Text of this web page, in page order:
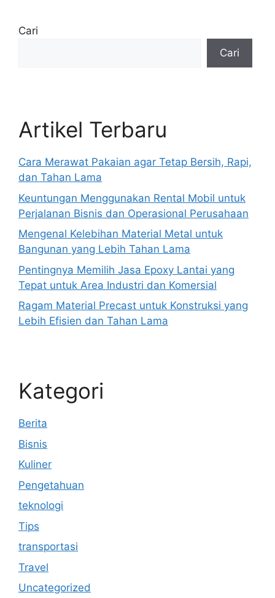
Cari
Cari
Artikel Terbaru
Cara Merawat Pakaian agar Tetap Bersih, Rapi,
dan Tahan Lama
Keuntungan Menggunakan Rental Mobil untuk
Perjalanan Bisnis dan Operasional Perusahaan
Mengenal Kelebihan Material Metal untuk
Bangunan yang Lebih Tahan Lama
Pentingnya Memilih Jasa Epoxy Lantai yang
Tepat untuk Area Industri dan Komersial
Ragam Material Precast untuk Konstruksi yang
Lebih Efisien dan Tahan Lama
Kategori
Berita
Bisnis
Kuliner
Pengetahuan
teknologi
Tips
transportasi
Travel
Uncategorized